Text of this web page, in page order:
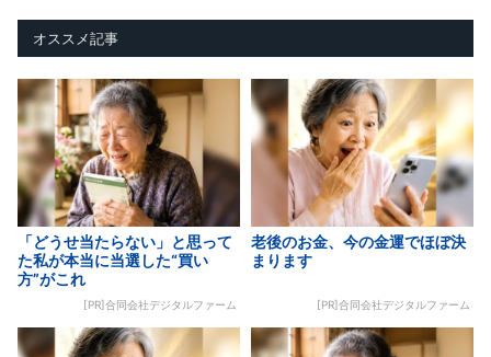
オススメ記事
「どうせ当たらない」と思って
た私が本当に当選した“買い
方”がこれ
[PR]合同会社デジタルファーム
老後のお金、今の金運でほぼ決
まります
[PR]合同会社デジタルファーム